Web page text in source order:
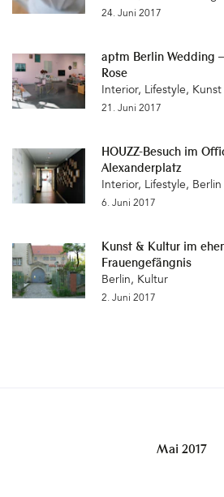
24. Juni 2017
aptm Berlin Wedding
Rose
Interior, Lifestyle,
21. Juni 2017
HOUZZ-Besuch im
Alexanderplatz
Interior, Lifestyle, Berlin
6. Juni 2017
Kunst & Kultur im
Frauengefängnis
Berlin, Kultur
2. Juni 2017
Mai 2017